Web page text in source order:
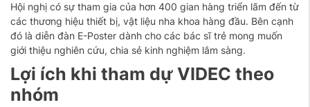
Hội nghị có sự tham gia của hơn 400 gian hàng triển lãm đến từ
các thương hiệu thiết bị, vật liệu nha khoa hàng đầu. Bên cạnh
đó là diễn đàn E-Poster dành cho các bác sĩ trẻ mong muốn
giới thiệu nghiên cứu, chia sẻ kinh nghiệm lâm sàng.
Lợi ích khi tham dự VIDEC theo
nhóm